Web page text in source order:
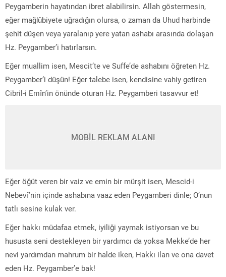
Peygamberin hayatından ibret alabilirsin. Allah göstermesin,
eğer mağlûbiyete uğradığın olursa, o zaman da Uhud harbinde
şehit düşen veya yaralanıp yere yatan ashabı arasında dolaşan
Hz. Peygamber’i hatırlarsın.
Eğer muallim isen, Mescit’te ve Suffe’de ashabını öğreten Hz.
Peygamber’i düşün! Eğer talebe isen, kendisine vahiy getiren
Cibril-i Emîn’in önünde oturan Hz. Peygamberi tasavvur et!
MOBİL REKLAM ALANI
Eğer öğüt veren bir vaiz ve emin bir mürşit isen, Mescid-i
Nebevî’nin içinde ashabına vaaz eden Peygamberi dinle; O’nun
tatlı sesine kulak ver.
Eğer hakkı müdafaa etmek, iyiliği yaymak istiyorsan ve bu
hususta seni destekleyen bir yardımcı da yoksa Mekke’de her
nevi yardımdan mahrum bir halde iken, Hakkı ilan ve ona davet
eden Hz. Peygamber’e bak!